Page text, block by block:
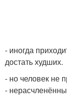
- иногда
достать худших.
- но человек не
-